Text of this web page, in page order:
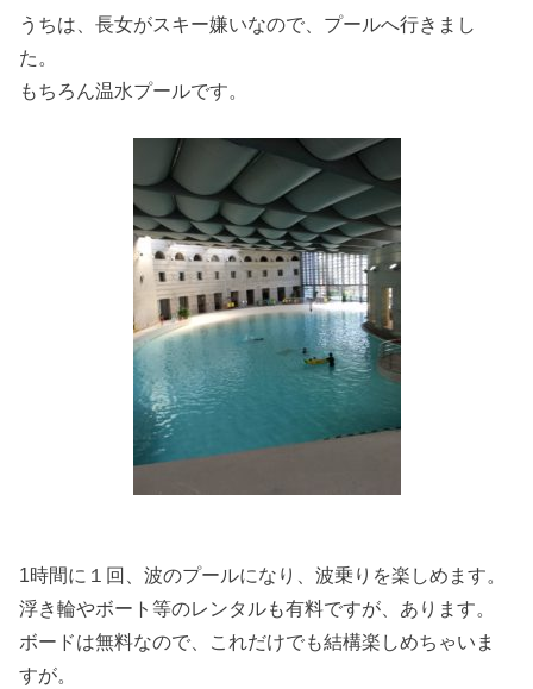
うちは、長女がスキー嫌いなので、プールへ行きまし
た。
もちろん温水プールです。
1時間に１回、波のプールになり、波乗りを楽しめます。
浮き輪やボート等のレンタルも有料ですが、あります。
ボードは無料なので、これだけでも結構楽しめちゃいま
すが。